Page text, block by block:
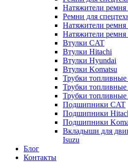
Натяжители ремня
Ремни для
Натяжители ремня
Натяжители ремня
Втулки CAT
Втулки Hitachi
Втулки Hyundai
Втулки Komatsu
Трубки топливные
Трубки топливные
Трубки
Подшипники CAT
Подшипники
Подшипники
Вкладыши для
Isuzu
Блог
Контакты